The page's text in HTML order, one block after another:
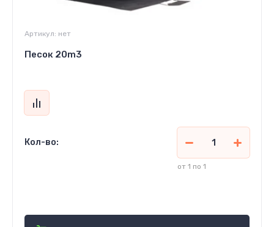
Артикул: нет
Песок 20m3
Кол-во:
от 1 по 1